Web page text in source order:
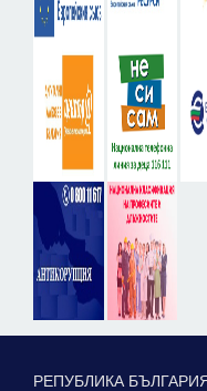
РЕПУБЛИКА